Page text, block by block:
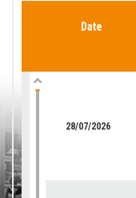
Date
28/07/2026